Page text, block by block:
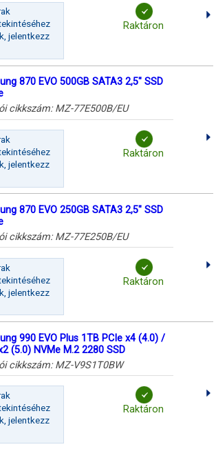
jelentkezz
Raktáron
870 EVO 500GB SATA3 2,5" SSD
cikkszám: MZ-77E500B/EU
jelentkezz
Raktáron
870 EVO 250GB SATA3 2,5" SSD
cikkszám: MZ-77E250B/EU
jelentkezz
Raktáron
990 EVO Plus 1TB PCIe x4 (4.0) /
(5.0) NVMe M.2 2280 SSD
cikkszám: MZ-V9S1T0BW
jelentkezz
Raktáron